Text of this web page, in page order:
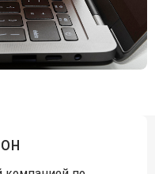
выполнены из дуба.
палитре на сайте.
фабрики Gaber.
можете уточнить у